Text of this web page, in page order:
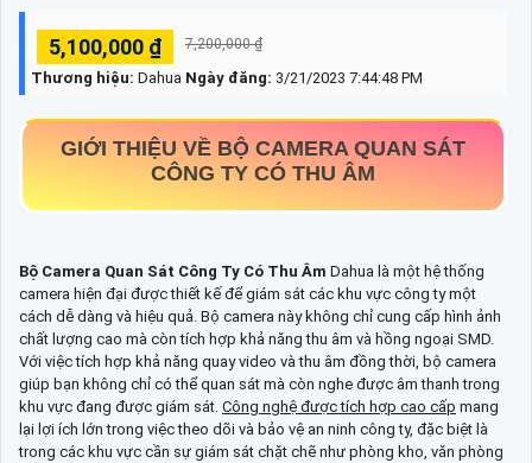
5,100,000 ₫ 7,200,000 ₫
Thương hiệu: Dahua Ngày đăng: 3/21/2023 7:44:48 PM
GIỚI THIỆU VỀ BỘ CAMERA QUAN SÁT
CÔNG TY CÓ THU ÂM
Bộ Camera Quan Sát Công Ty Có Thu Âm Dahua là một hệ thống
camera hiện đại được thiết kế để giám sát các khu vực công ty một
cách dễ dàng và hiệu quả. Bộ camera này không chỉ cung cấp hình ảnh
chất lượng cao mà còn tích hợp khả năng thu âm và hồng ngoại SMD.
Với việc tích hợp khả năng quay video và thu âm đồng thời, bộ camera
giúp bạn không chỉ có thể quan sát mà còn nghe được âm thanh trong
khu vực đang được giám sát. Công nghệ được tích hợp cao cấp mang
lại lợi ích lớn trong việc theo dõi và bảo vệ an ninh công ty, đặc biệt là
trong các khu vực cần sự giám sát chặt chẽ như phòng kho, văn phòng